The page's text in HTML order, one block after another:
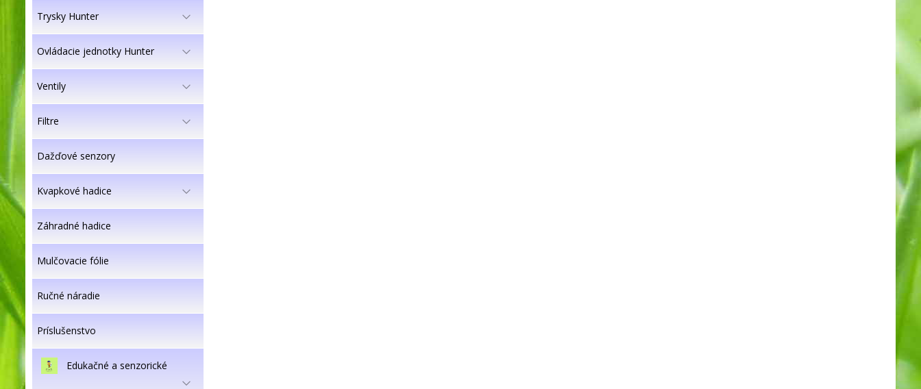
Trysky Hunter
Ovládacie jednotky Hunter
Ventily
Filtre
Dažďové senzory
Kvapkové hadice
Záhradné hadice
Mulčovacie fólie
Ručné náradie
Príslušenstvo
Edukačné a senzorické